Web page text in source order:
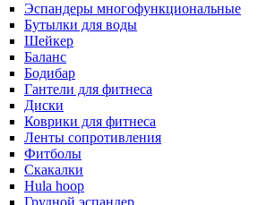
Эспандеры многофункциональные
Бутылки для воды
Шейкер
Баланс
Бодибар
Гантели для фитнеса
Диски
Коврики для фитнеса
Ленты сопротивления
Фитболы
Скакалки
Hula hoop
Грудной эспандер